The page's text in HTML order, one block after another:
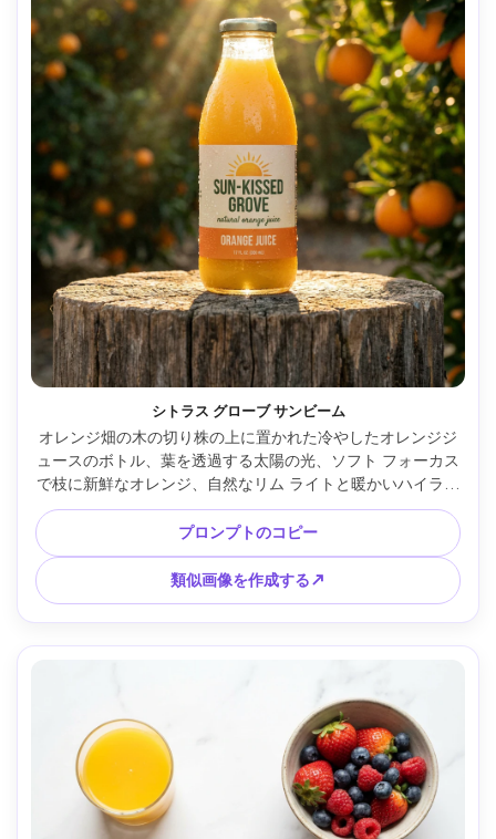
シトラス グローブ サンビーム
オレンジ畑の木の切り株の上に置かれた冷やしたオレンジジ
ュースのボトル、葉を透過する太陽の光、ソフト フォーカス
で枝に新鮮なオレンジ、自然なリム ライトと暖かいハイライ
ト、Sony A7IV で撮影、f/2 の 85mm レンズ、フォトリア
ル、健全なブランド ストーリーテリング広告、テキストなし
--ar 4:5
プロンプトのコピー
類似画像を作成する↗